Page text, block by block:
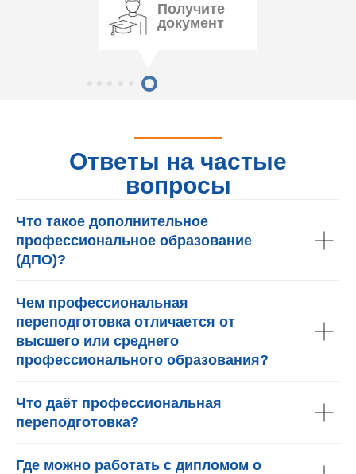
Получите
документ
Ответы на частые
вопросы
Что такое дополнительное
профессиональное образование
(ДПО)?
Чем профессиональная
переподготовка отличается от
высшего или среднего
профессионального образования?
Что даёт профессиональная
переподготовка?
Где можно работать с дипломом о